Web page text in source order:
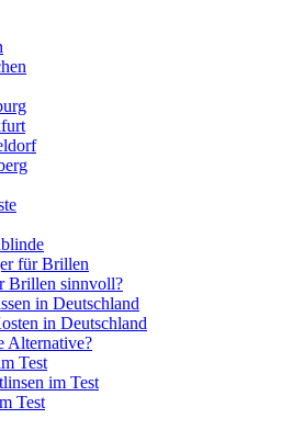
für Brillen
Brillen sinnvoll?
in Deutschland
in Deutschland
Alternative?
Test
im Test
Test